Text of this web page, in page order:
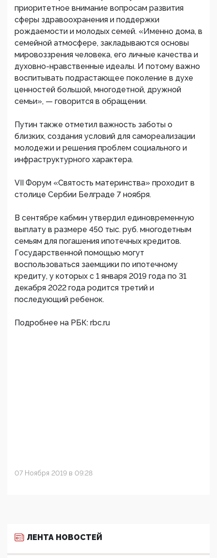
приоритетное внимание вопросам развития
сферы здравоохранения и поддержки
рождаемости и молодых семей. «Именно дома, в
семейной атмосфере, закладываются основы
мировоззрения человека, его личные качества и
духовно-нравственные идеалы. И потому важно
воспитывать подрастающее поколение в духе
ценностей большой, многодетной, дружной
семьи», — говорится в обращении.
Путин также отметил важность заботы о
близких, создания условий для самореализации
молодежи и решения проблем социального и
инфраструктурного характера.
VII Форум «Святость материнства» проходит в
столице Сербии Белграде 7 ноября.
В сентябре кабмин утвердил единовременную
выплату в размере 450 тыс. руб. многодетным
семьям для погашения ипотечных кредитов.
Государственной помощью могут
воспользоваться заемщики по ипотечному
кредиту, у которых с 1 января 2019 года по 31
декабря 2022 года родится третий и
последующий ребенок.
Подробнее на РБК: rbc.ru
07 Ноября 2019 в 09:28
ЛЕНТА НОВОСТЕЙ